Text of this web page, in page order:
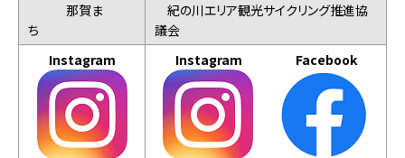
那賀ま
ち
紀の川エリア観光サイクリング推進協
議会
Instagram
Instagram Facebook